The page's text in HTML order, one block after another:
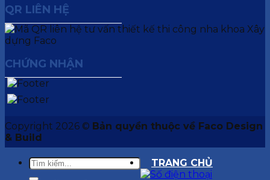
QR LIÊN HỆ
CHỨNG NHẬN
Copyright 2026 © Bản quyền thuộc về Faco Design
& Build
TRANG CHỦ